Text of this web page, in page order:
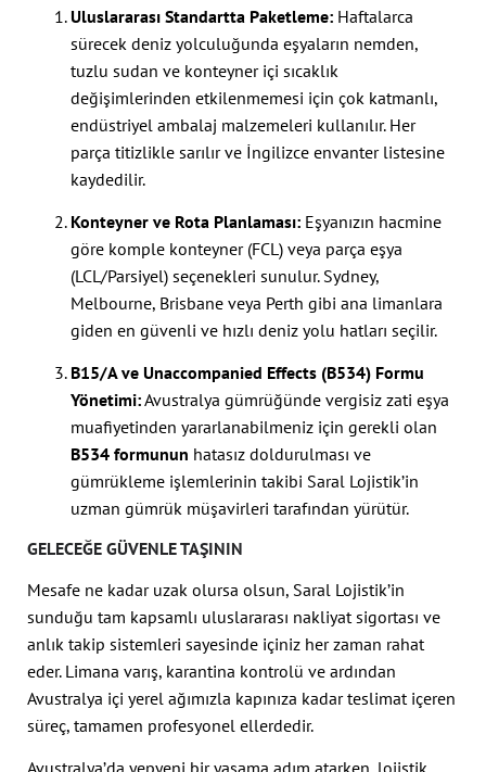
Uluslararası Standartta Paketleme: Haftalarca
sürecek deniz yolculuğunda eşyaların nemden,
tuzlu sudan ve konteyner içi sıcaklık
değişimlerinden etkilenmemesi için çok katmanlı,
endüstriyel ambalaj malzemeleri kullanılır. Her
parça titizlikle sarılır ve İngilizce envanter listesine
kaydedilir.
Konteyner ve Rota Planlaması: Eşyanızın hacmine
göre komple konteyner (FCL) veya parça eşya
(LCL/Parsiyel) seçenekleri sunulur. Sydney,
Melbourne, Brisbane veya Perth gibi ana limanlara
giden en güvenli ve hızlı deniz yolu hatları seçilir.
B15/A ve Unaccompanied Effects (B534) Formu
Yönetimi:Avustralya gümrüğünde vergisiz zati eşya
muafiyetinden yararlanabilmeniz için gerekli olan
B534 formunun hatasız doldurulması ve
gümrükleme işlemlerinin takibi Saral Lojistik’in
uzman gümrük müşavirleri tarafından yürütür.
GELECEĞE GÜVENLE TAŞININ
Mesafe ne kadar uzak olursa olsun, Saral Lojistik’in
sunduğu tam kapsamlı uluslararası nakliyat sigortası ve
anlık takip sistemleri sayesinde içiniz her zaman rahat
eder. Limana varış, karantina kontrolü ve ardından
Avustralya içi yerel ağımızla kapınıza kadar teslimat içeren
süreç, tamamen profesyonel ellerdedir.